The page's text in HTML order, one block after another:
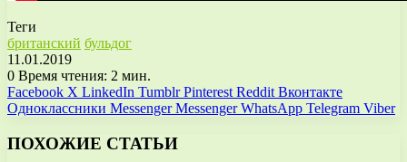
Теги
британский бульдог
11.01.2019
0 Время чтения: 2 мин.
Facebook X LinkedIn Tumblr Pinterest Reddit Вконтакте
Одноклассники Messenger Messenger WhatsApp Telegram Viber
ПОХОЖИЕ СТАТЬИ